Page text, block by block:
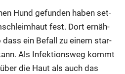
Hund gefun­den haben set­
fest. Dort ernäh­
dass ein Befall zu einem star­
Als Infek­ti­ons­weg kommt
die Haut als auch das